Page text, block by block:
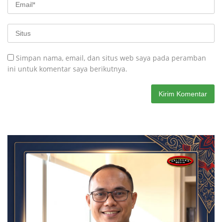
Simpan nama, email, dan situs web saya pada peramban
ini untuk komentar saya berikutnya.